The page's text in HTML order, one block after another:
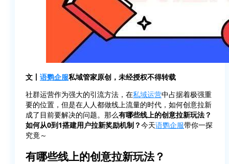
文丨 语鹦企服私域管家原创，未经授权不得转载
社群运营作为强大的引流方法，在私域运营中占据着极强重
要的位置，但是在人人都做线上流量的时代，如何创意拉新
成了目前要解决的问题。那么有哪些线上的创意拉新玩法？
如何从0到1搭建用户拉新奖励机制？今天语鹦企服带你一探
究竟～
有哪些线上的创意拉新玩法？